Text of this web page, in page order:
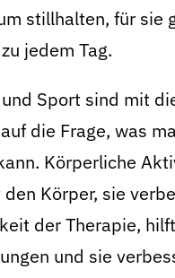
stillhalten, für sie
jedem Tag.
Sport sind mit
die Frage, was
Körperliche
Körper, sie
der Therapie,
und sie